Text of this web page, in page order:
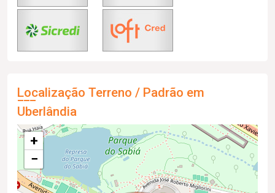
Localização Terreno / Padrão em
Uberlândia
+
−